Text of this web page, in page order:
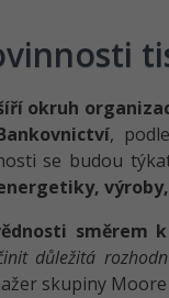
okruh
,
se budou
směrem
důležitá
skupiny Moore